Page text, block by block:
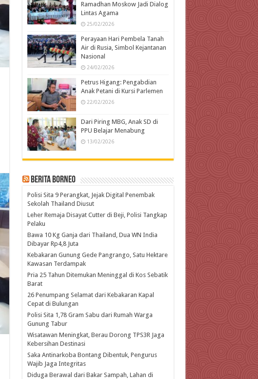
Ramadhan Moskow Jadi Dialog
Lintas Agama
25/02/2026
Perayaan Hari Pembela Tanah
Air di Rusia, Simbol Kejantanan
Nasional
24/02/2026
Petrus Higang: Pengabdian
Anak Petani di Kursi Parlemen
22/02/2026
Dari Piring MBG, Anak SD di
PPU Belajar Menabung
13/02/2026
Berita Borneo
Polisi Sita 9 Perangkat, Jejak Digital Penembak
Sekolah Thailand Diusut
Leher Remaja Disayat Cutter di Beji, Polisi Tangkap
Pelaku
Bawa 10 Kg Ganja dari Thailand, Dua WN India
Dibayar Rp4,8 Juta
Kebakaran Gunung Gede Pangrango, Satu Hektare
Kawasan Terdampak
Pria 25 Tahun Ditemukan Meninggal di Kos Sebatik
Barat
26 Penumpang Selamat dari Kebakaran Kapal
Cepat di Bulungan
Polisi Sita 1,78 Gram Sabu dari Rumah Warga
Gunung Tabur
Wisatawan Meningkat, Berau Dorong TPS3R Jaga
Kebersihan Destinasi
Saka Antinarkoba Bontang Dibentuk, Pengurus
Wajib Jaga Integritas
Diduga Berawal dari Bakar Sampah, Lahan di